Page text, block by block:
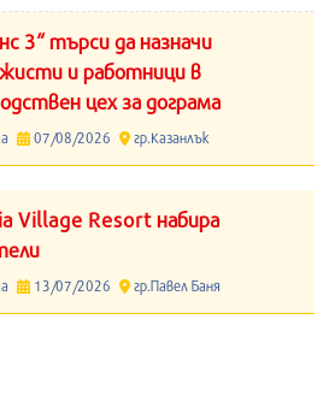
3“ търси да назначи
и работници в
цех за дограма
07/08/2026 гр.Казанлък
Village Resort набира
13/07/2026 гр.Павел Баня